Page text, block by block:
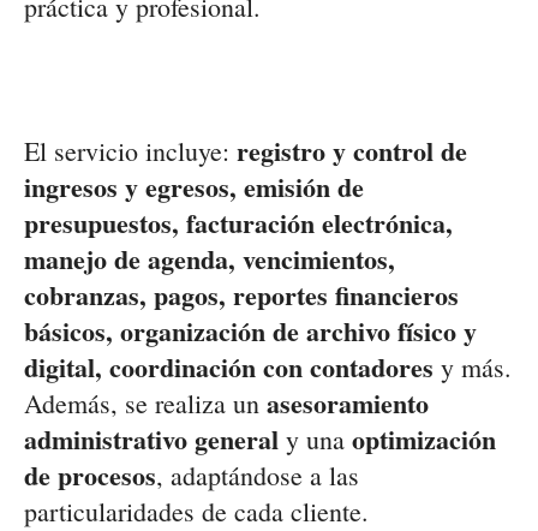
práctica y profesional.
El servicio incluye: registro y control de
ingresos y egresos, emisión de
presupuestos, facturación electrónica,
manejo de agenda, vencimientos,
cobranzas, pagos, reportes financieros
básicos, organización de archivo físico y
digital, coordinación con contadores y más.
Además, se realiza un asesoramiento
administrativo general y una optimización
de procesos, adaptándose a las
particularidades de cada cliente.